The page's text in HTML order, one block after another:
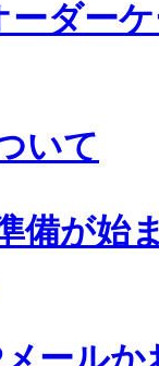
ダー
いて
備が始